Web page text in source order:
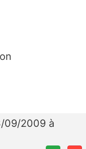
09/2009 à